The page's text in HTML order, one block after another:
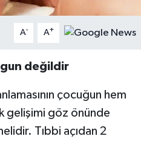
A- A+
değildir
çocuğun hem
gelişimi göz önünde
Tıbbi açıdan 2